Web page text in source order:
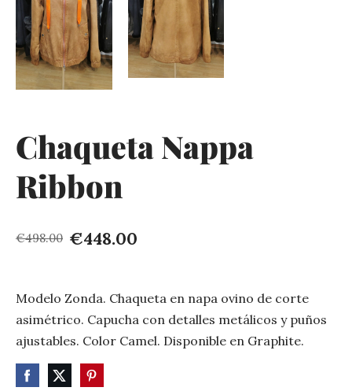
Chaqueta Nappa
Ribbon
€498.00 €448.00
Modelo Zonda. Chaqueta en napa ovino de corte
asimétrico. Capucha con detalles metálicos y puños
ajustables. Color Camel. Disponible en Graphite.